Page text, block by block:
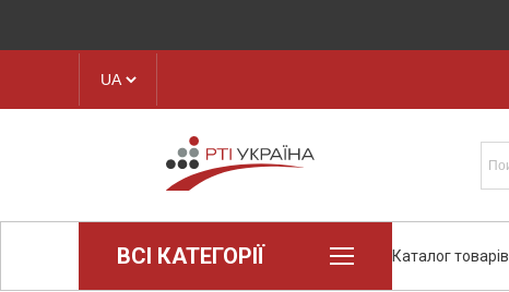
ВСІ КАТЕГОРІЇ Каталог товарів